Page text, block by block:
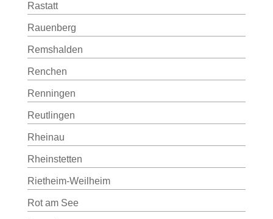
Rastatt
Rauenberg
Remshalden
Renchen
Renningen
Reutlingen
Rheinau
Rheinstetten
Rietheim-Weilheim
Rot am See